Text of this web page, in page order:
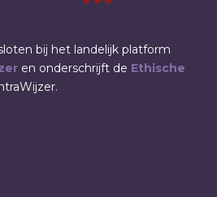
bij het landelijk platform
en onderschrijft de Ethische